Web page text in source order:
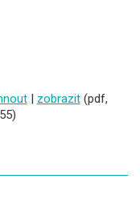
| zobrazit(pdf,